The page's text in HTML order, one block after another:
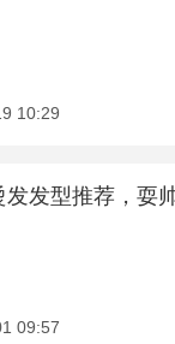
10:29
发发型推荐，耍
09:57